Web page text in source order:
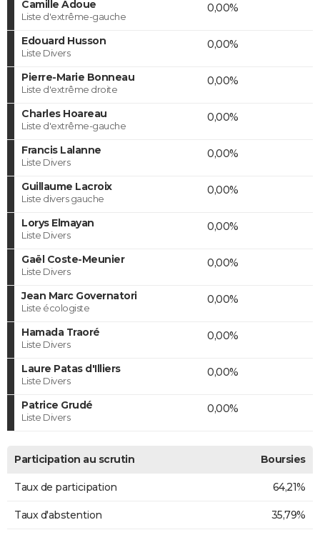
Camille Adoue
Liste d'extrême-gauche
0,00%
Edouard Husson
Liste Divers
0,00%
Pierre-Marie Bonneau
Liste d'extrême droite
0,00%
Charles Hoareau
Liste d'extrême-gauche
0,00%
Francis Lalanne
Liste Divers
0,00%
Guillaume Lacroix
Liste divers gauche
0,00%
Lorys Elmayan
Liste Divers
0,00%
Gaël Coste-Meunier
Liste Divers
0,00%
Jean Marc Governatori
Liste écologiste
0,00%
Hamada Traoré
Liste Divers
0,00%
Laure Patas d'Illiers
Liste Divers
0,00%
Patrice Grudé
Liste Divers
0,00%
Participation au scrutin Boursies
Taux de participation 64,21%
Taux d'abstention 35,79%